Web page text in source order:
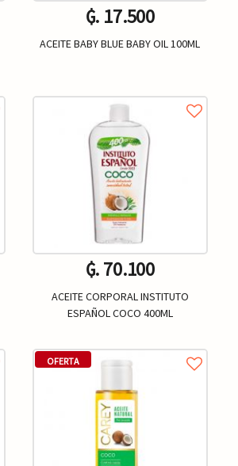
₲. 17.500
ACEITE BABY BLUE BABY OIL 100ML
Un. +
₲. 70.100
ACEITE CORPORAL INSTITUTO
ESPAÑOL COCO 400ML
- Un. +
OFERTA